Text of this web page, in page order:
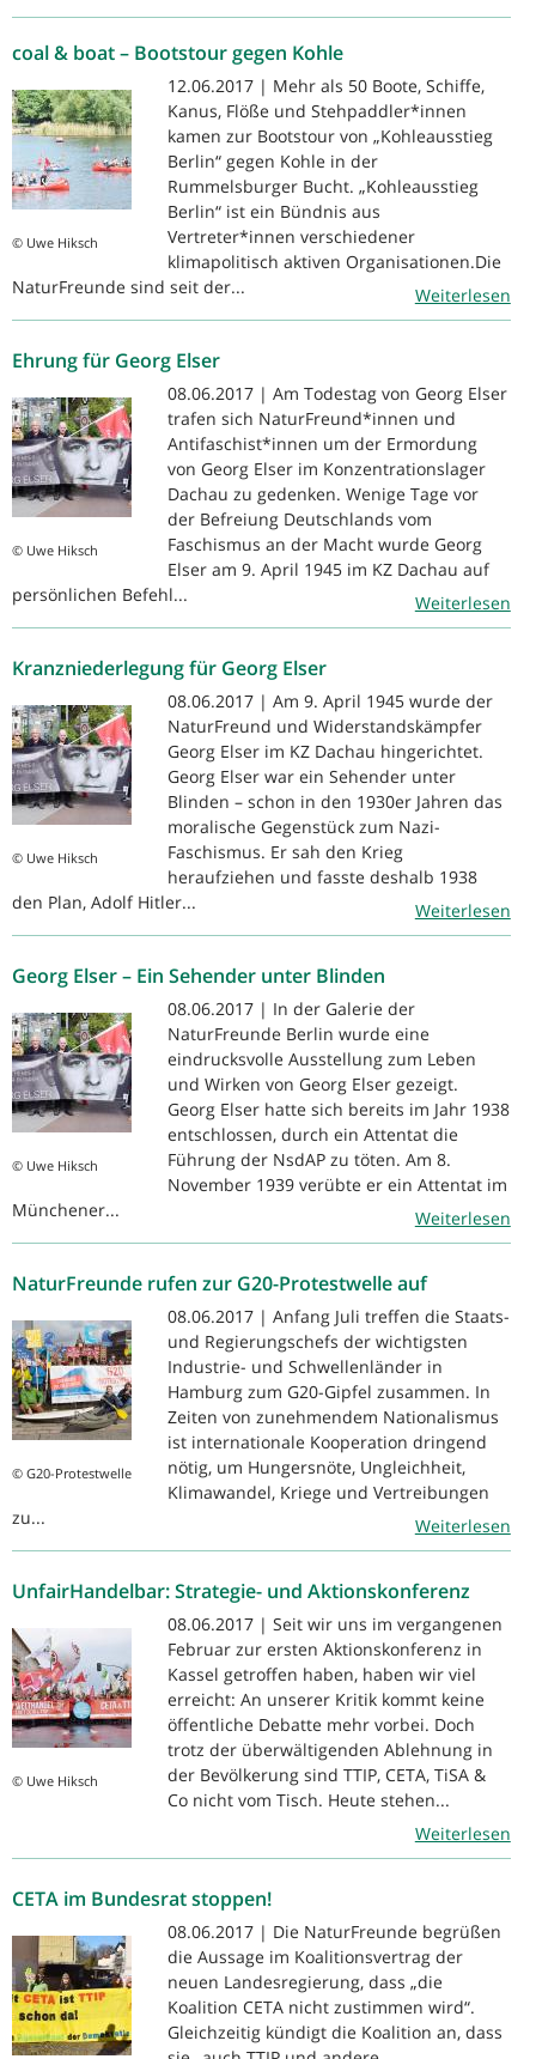
coal & boat – Bootstour gegen Kohle
© Uwe Hiksch
12.06.2017 | Mehr als 50 Boote, Schiffe,
Kanus, Flöße und Stehpaddler*innen
kamen zur Bootstour von „Kohleausstieg
Berlin“ gegen Kohle in der
Rummelsburger Bucht. „Kohleausstieg
Berlin“ ist ein Bündnis aus
Vertreter*innen verschiedener
klimapolitisch aktiven Organisationen.Die
NaturFreunde sind seit der...
Weiterlesen
Ehrung für Georg Elser
© Uwe Hiksch
08.06.2017 | Am Todestag von Georg Elser
trafen sich NaturFreund*innen und
Antifaschist*innen um der Ermordung
von Georg Elser im Konzentrationslager
Dachau zu gedenken. Wenige Tage vor
der Befreiung Deutschlands vom
Faschismus an der Macht wurde Georg
Elser am 9. April 1945 im KZ Dachau auf
persönlichen Befehl...
Weiterlesen
Kranzniederlegung für Georg Elser
© Uwe Hiksch
08.06.2017 | Am 9. April 1945 wurde der
NaturFreund und Widerstandskämpfer
Georg Elser im KZ Dachau hingerichtet.
Georg Elser war ein Sehender unter
Blinden – schon in den 1930er Jahren das
moralische Gegenstück zum Nazi-
Faschismus. Er sah den Krieg
heraufziehen und fasste deshalb 1938
den Plan, Adolf Hitler...
Weiterlesen
Georg Elser – Ein Sehender unter Blinden
© Uwe Hiksch
08.06.2017 | In der Galerie der
NaturFreunde Berlin wurde eine
eindrucksvolle Ausstellung zum Leben
und Wirken von Georg Elser gezeigt.
Georg Elser hatte sich bereits im Jahr 1938
entschlossen, durch ein Attentat die
Führung der NsdAP zu töten. Am 8.
November 1939 verübte er ein Attentat im
Münchener...
Weiterlesen
NaturFreunde rufen zur G20-Protestwelle auf
© G20-Protestwelle
08.06.2017 | Anfang Juli treffen die Staats-
und Regierungschefs der wichtigsten
Industrie- und Schwellenländer in
Hamburg zum G20-Gipfel zusammen. In
Zeiten von zunehmendem Nationalismus
ist internationale Kooperation dringend
nötig, um Hungersnöte, Ungleichheit,
Klimawandel, Kriege und Vertreibungen
zu...
Weiterlesen
UnfairHandelbar: Strategie- und Aktionskonferenz
© Uwe Hiksch
08.06.2017 | Seit wir uns im vergangenen
Februar zur ersten Aktionskonferenz in
Kassel getroffen haben, haben wir viel
erreicht: An unserer Kritik kommt keine
öffentliche Debatte mehr vorbei. Doch
trotz der überwältigenden Ablehnung in
der Bevölkerung sind TTIP, CETA, TiSA &
Co nicht vom Tisch. Heute stehen...
Weiterlesen
CETA im Bundesrat stoppen!
08.06.2017 | Die NaturFreunde begrüßen
die Aussage im Koalitionsvertrag der
neuen Landesregierung, dass „die
Koalition CETA nicht zustimmen wird“.
Gleichzeitig kündigt die Koalition an, dass